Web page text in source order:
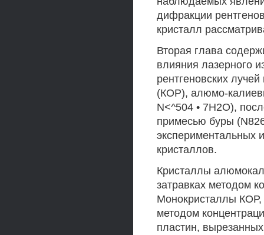
дифракции
кристалл
Вторая глава
влияния лазерного
рентгеновских
(КОР), алюмо-
N<^504 • 7Н2О),
примесью буры
экспериментальных
кристаллов.
Кристаллы
затравках методом
Монокристаллы КОР,
методом
пластин,